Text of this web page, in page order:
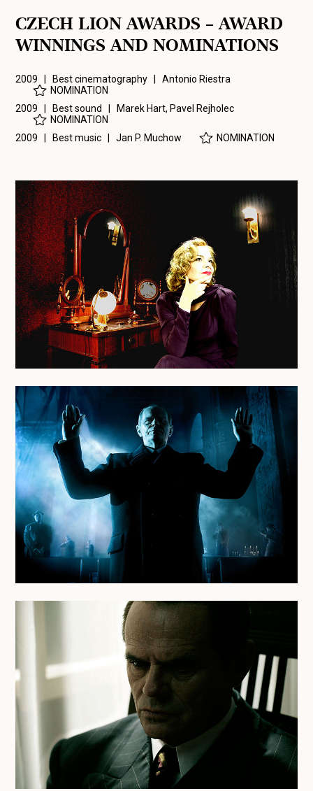
CZECH LION AWARDS – AWARD
WINNINGS AND NOMINATIONS
2009 | Best cinematography |Antonio Riestra
NOMINATION
2009 | Best sound | Marek Hart, Pavel Rejholec
NOMINATION
2009 | Best music |Jan P. Muchow NOMINATION